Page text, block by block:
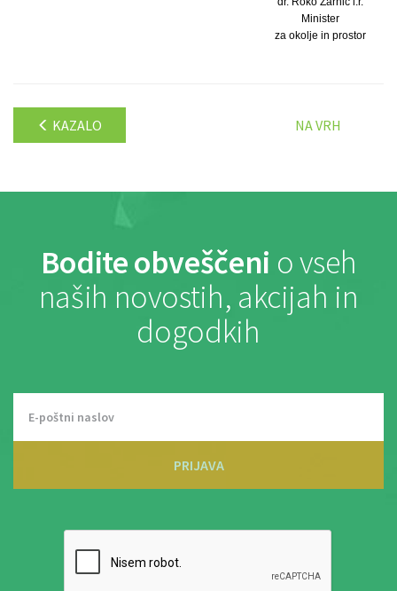
Minister
za okolje in prostor
KAZALO NA VRH
Bodite obveščeni o vseh
naših novostih, akcijah in
dogodkih
PRIJAVA